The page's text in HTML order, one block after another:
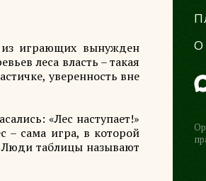
О
из играющих вынужден
леса власть – такая
уверенность вне
«Лес наступает!»
– сама игра, в которой
Люди таблицы называют